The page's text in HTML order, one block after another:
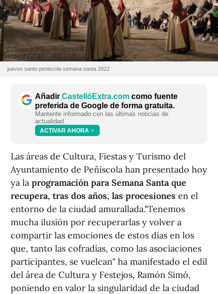
jueves santo peniscola semana santa 2022
Añadir CastellóExtra.com como fuente
preferida de Google de forma gratuita.
Mantente informado con las últimas noticias de
actualidad.
ACTIVAR AHORA
Las áreas de Cultura, Fiestas y Turismo del
Ayuntamiento de Peñíscola han presentado hoy
ya la programación para Semana Santa que
recupera, tras dos años, las procesiones en el
entorno de la ciudad amurallada."Tenemos
mucha ilusión por recuperarlas y volver a
compartir las emociones de estos días en los
que, tanto las cofradías, como las asociaciones
participantes, se vuelcan" ha manifestado el edil
del área de Cultura y Festejos, Ramón Simó,
poniendo en valor la singularidad de la ciudad